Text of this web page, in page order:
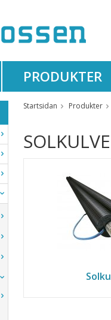
PRODUKTER
Startsidan Produkter